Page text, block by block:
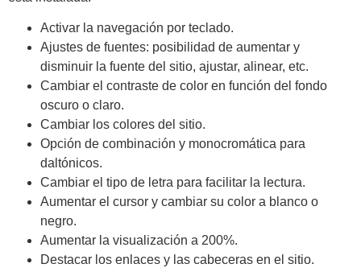
Activar la navegación por teclado.
Ajustes de fuentes: posibilidad de aumentar y
disminuir la fuente del sitio, ajustar, alinear, etc.
Cambiar el contraste de color en función del fondo
oscuro o claro.
Cambiar los colores del sitio.
Opción de combinación y monocromática para
daltónicos.
Cambiar el tipo de letra para facilitar la lectura.
Aumentar el cursor y cambiar su color a blanco o
negro.
Aumentar la visualización a 200%.
Destacar los enlaces y las cabeceras en el sitio.